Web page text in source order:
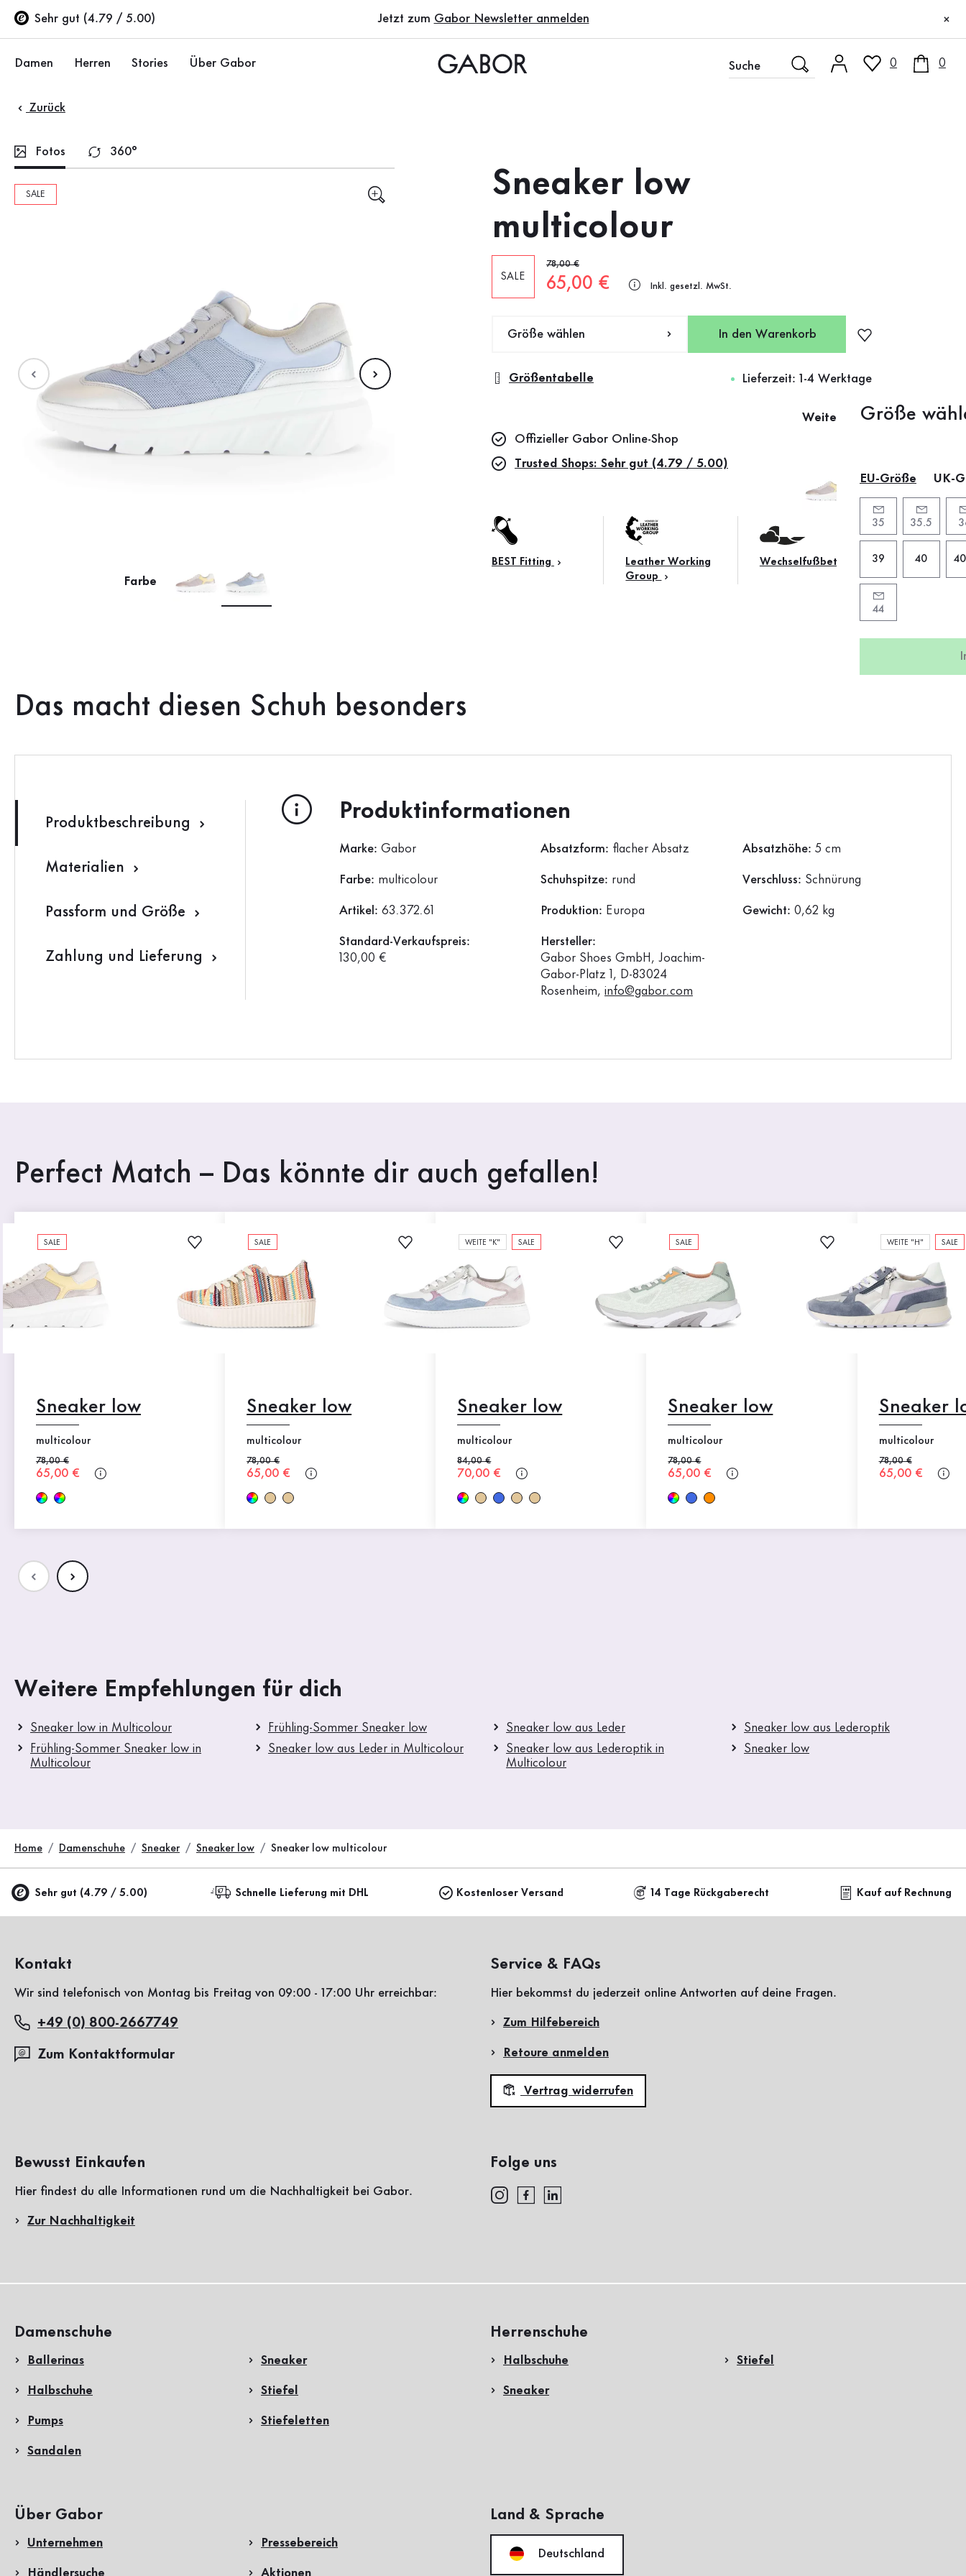
Zum Hauptinhalt
Zum Inhaltsverzeichnis
Zur Hauptnavigation
Sehr gut (4.79 / 5.00)
Jetzt zum Gabor Newsletter anmelden ×
Damen
Schuhe
Ballerinas
Sale %
Accessoires
Herren
Sneaker
Stories Über Gabor 0 0
Zurück
Fotos 360°
SALE
Farbe
Sneaker low
multicolour
SALE
Alter Preis
78,00 €
Neuer Preis
65,00 € Inkl. gesetzl. MwSt.
Größe wählen In den Warenkorb
Größentabelle Lieferzeit: 1-4 Werktage
Weitere Farben
Größe
EU-Größe UK-
35 35.5
39 40
44
Offizieller Gabor Online-Shop
Trusted Shops: Sehr gut (4.79 / 5.00)
BEST Fitting
Leather Working
Group
Wechselfußbett
Das macht diesen Schuh besonders
Produktbeschreibung
Materialien
Passform und Größe
Zahlung und Lieferung
Produktinformationen
Marke: Gabor Absatzform: flacher Absatz Absatzhöhe: 5 cm
Farbe: multicolour Schuhspitze: rund Verschluss: Schnürung
Artikel: 63.372.61 Produktion: Europa Gewicht: 0,62 kg
Standard-Verkaufspreis:
130,00 €
Hersteller:
Gabor Shoes GmbH, Joachim-
Gabor-Platz 1, D-83024
Rosenheim, info@gabor.com
Perfect Match – Das könnte dir auch gefallen!
SALE
Sneaker low
multicolour
Alter Preis
78,00 €
Neuer Preis
65,00 €
SALE
Sneaker low
multicolour
Alter Preis
78,00 €
Neuer Preis
65,00 €
WEITE "K" SALE
Sneaker low
multicolour
Alter Preis
84,00 €
Neuer Preis
70,00 €
SALE
Sneaker low
multicolour
Alter Preis
78,00 €
Neuer Preis
65,00 €
WEITE "H" SALE
Sneaker
multicolour
Alter Preis
78,00 €
Neuer Preis
65,00 €
Weitere Empfehlungen für dich
Sneaker low in Multicolour Frühling-Sommer Sneaker low Sneaker low aus Leder
Sneaker low aus Lederoptik
Frühling-Sommer Sneaker low in
Multicolour
Sneaker low aus Leder in Multicolour
Sneaker low aus Lederoptik in
Multicolour
Sneaker low
Home Damenschuhe Sneaker Sneaker low Sneaker low multicolour
Sehr gut (4.79 / 5.00) Schnelle Lieferung mit DHL Kostenloser Versand 14 Tage Rückgaberecht Kauf auf Rechnung
Kontakt
Wir sind telefonisch von Montag bis Freitag von 09:00 - 17:00 Uhr erreichbar:
+49 (0) 800-2667749
Zum Kontaktformular
Service & FAQs
Hier bekommst du jederzeit online Antworten auf deine Fragen.
Zum Hilfebereich
Retoure anmelden
Vertrag widerrufen
Bewusst Einkaufen
Hier findest du alle Informationen rund um die Nachhaltigkeit bei Gabor.
Zur Nachhaltigkeit
Folge uns
Damenschuhe
Ballerinas
Halbschuhe
Pumps
Sandalen
Sneaker
Stiefel
Stiefeletten
Herrenschuhe
Halbschuhe
Sneaker
Stiefel
Über Gabor
Unternehmen
Händlersuche
Pressebereich
Aktionen
Land & Sprache
Deutschland